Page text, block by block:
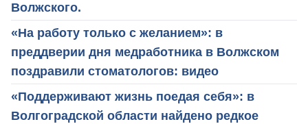
Волжского.
«На работу только с желанием»: в
преддверии дня медработника в Волжском
поздравили стоматологов: видео
«Поддерживают жизнь поедая себя»: в
Волгоградской области найдено редкое